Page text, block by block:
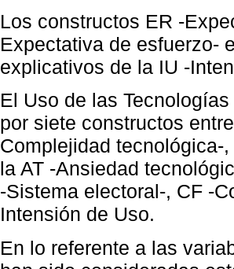
Los constructos ER -
Expectativa de esfuerzo-
explicativos de la IU -
El Uso de las
por siete constructos
Complejidad tecnológica-
la AT -Ansiedad
-Sistema electoral-, CF -
Intensión de Uso.
En lo referente a las